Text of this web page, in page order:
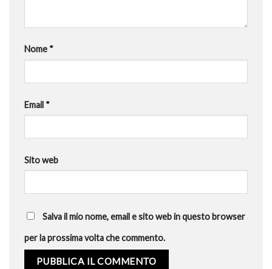
Nome *
Email *
Sito web
Salva il mio nome, email e sito web in questo browser
per la prossima volta che commento.